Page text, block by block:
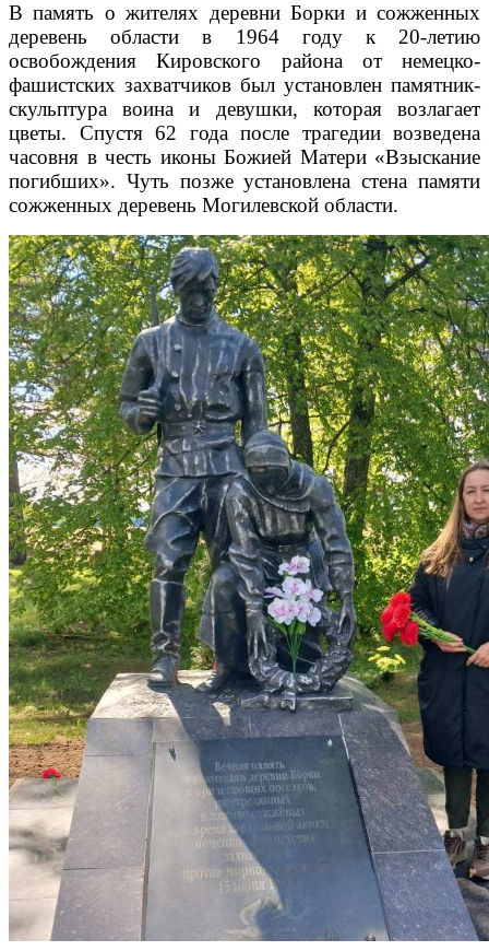
В память о жителях деревни Борки и сожженных
деревень области в 1964 году к 20-летию
освобождения Кировского района от немецко-
фашистских захватчиков был установлен памятник-
скульптура воина и девушки, которая возлагает
цветы. Спустя 62 года после трагедии возведена
часовня в честь иконы Божией Матери «Взыскание
погибших». Чуть позже установлена стена памяти
сожженных деревень Могилевской области.